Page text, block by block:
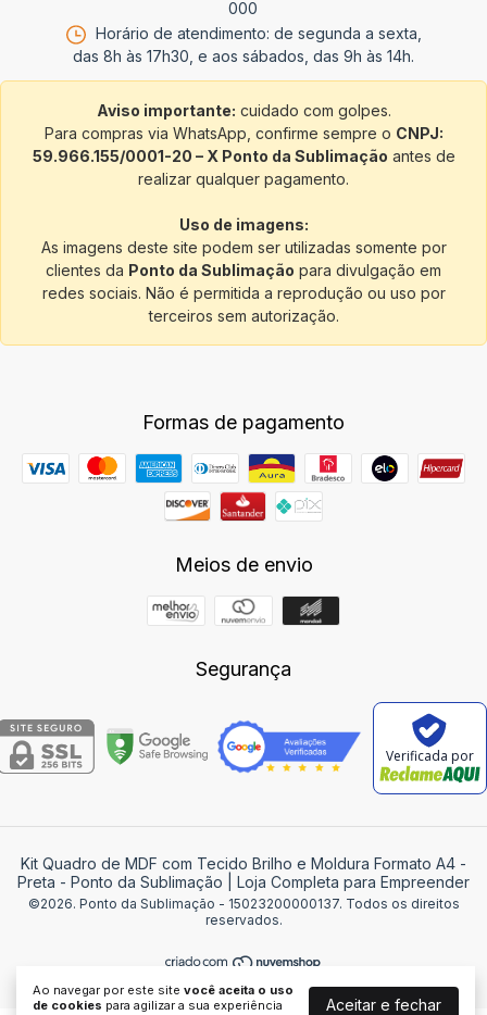
Ao navegar por este site você aceita o uso
de cookies para agilizar a sua experiência
Aceitar e fechar
000
Horário de atendimento: de segunda a sexta,
das 8h às 17h30, e aos sábados, das 9h às 14h.
Aviso importante: cuidado com golpes.
Para compras via WhatsApp, confirme sempre o CNPJ:
59.966.155/0001-20 – X Ponto da Sublimação antes de
realizar qualquer pagamento.
Uso de imagens:
As imagens deste site podem ser utilizadas somente por
clientes da Ponto da Sublimação para divulgação em
redes sociais. Não é permitida a reprodução ou uso por
terceiros sem autorização.
Formas de pagamento
Meios de envio
Segurança
Verificada por
Kit Quadro de MDF com Tecido Brilho e Moldura Formato A4 -
Preta - Ponto da Sublimação | Loja Completa para Empreender
©2026. Ponto da Sublimação - 15023200000137. Todos os direitos
reservados.